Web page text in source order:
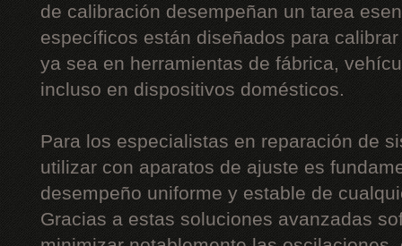
de calibración desempeñan un tarea
específicos están diseñados para
ya sea en herramientas de fábrica,
incluso en dispositivos domésticos.
Para los especialistas en reparación de
utilizar con aparatos de ajuste es
desempeño uniforme y estable de
Gracias a estas soluciones avanzadas